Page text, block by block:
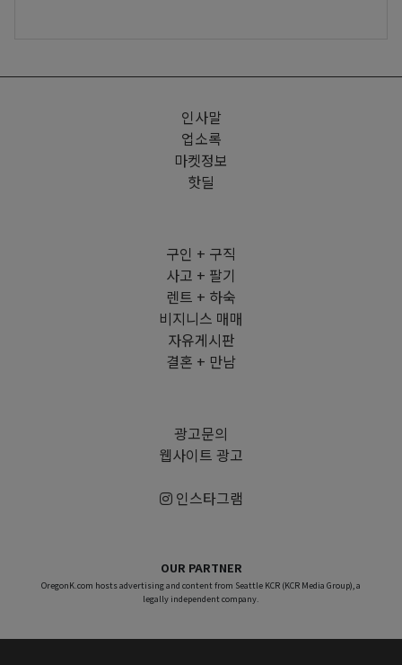
인사말
업소록
마켓정보
핫딜
구인 + 구직
사고 + 팔기
렌트 + 하숙
비지니스 매매
자유게시판
결혼 + 만남
광고문의
웹사이트 광고
인스타그램
OUR PARTNER
OregonK.com hosts advertising and content from Seattle KCR (KCR Media Group), a
legally independent company.